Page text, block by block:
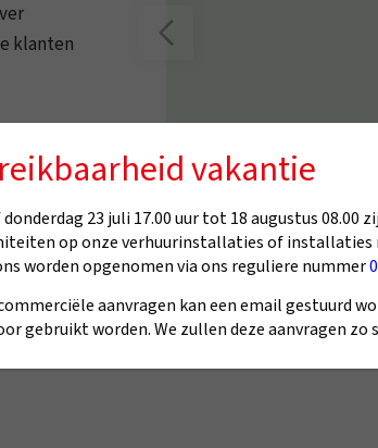
klanten
5/5
Remy
vakantie
donderdag 23 juli 17.00 uur tot 18 augustus
op onze verhuurinstallaties of
worden opgenomen via ons reguliere nummer
aanvragen kan een email gestuurd
gebruikt worden. We zullen deze aanvragen